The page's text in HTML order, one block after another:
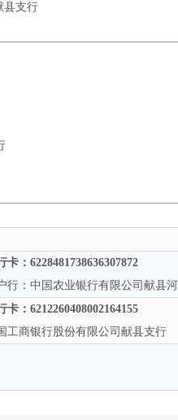
县支行
卡： 6228481738636307872
行：中国农业银行有限公司献县
卡： 6212260408002164155
工商银行股份有限公司献县支行